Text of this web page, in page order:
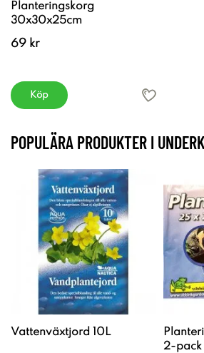
Planteringskorg
30x30x25cm
69 kr
Köp
POPULÄRA PRODUKTER I
Vattenväxtjord 10L
2-pack